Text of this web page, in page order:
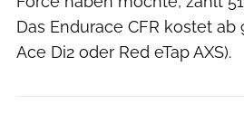
Das Endurace CFR kostet ab
Ace Di2 oder Red eTap AXS).